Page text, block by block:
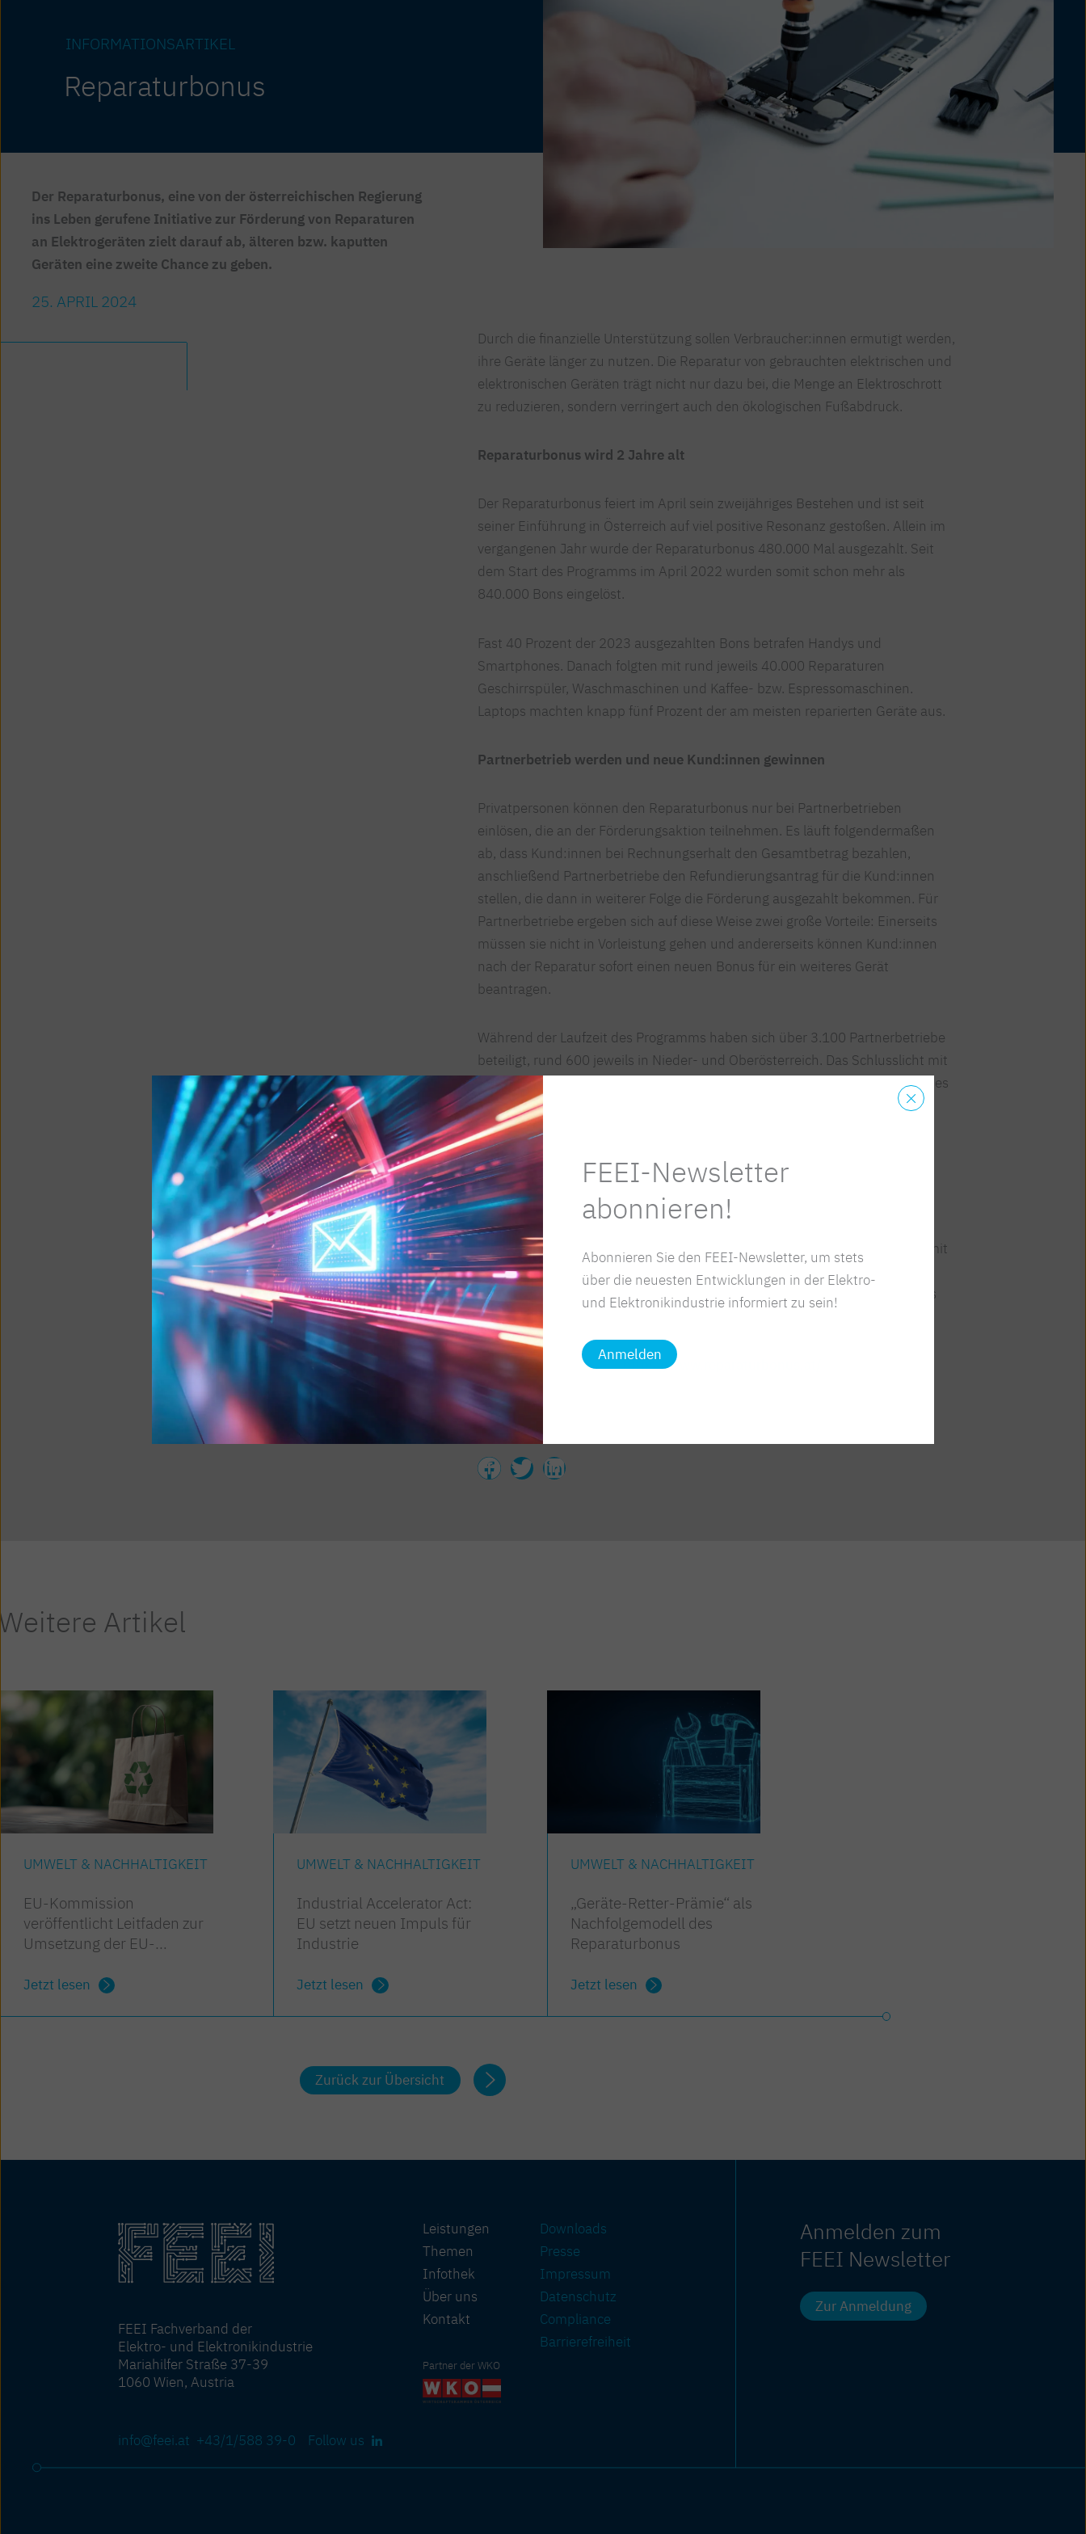
INFORMATIONS­ARTIKEL
Reparaturbonus
Der Reparaturbonus, eine von der österreichischen Regierung
ins Leben gerufene Initiative zur Förderung von Reparaturen
an Elektrogeräten zielt darauf ab, älteren bzw. kaputten
Geräten eine zweite Chance zu geben.
25. APRIL 2024
Durch die finanzielle Unterstützung sollen Verbraucher:innen ermutigt werden,
ihre Geräte länger zu nutzen. Die Reparatur von gebrauchten elektrischen und
elektronischen Geräten trägt nicht nur dazu bei, die Menge an Elektroschrott
zu reduzieren, sondern verringert auch den ökologischen Fußabdruck.
Reparaturbonus wird 2 Jahre alt
Der Reparaturbonus feiert im April sein zweijähriges Bestehen und ist seit
seiner Einführung in Österreich auf viel positive Resonanz gestoßen. Allein im
vergangenen Jahr wurde der Reparaturbonus 480.000 Mal ausgezahlt. Seit
dem Start des Programms im April 2022 wurden somit schon mehr als
840.000 Bons eingelöst.
Fast 40 Prozent der 2023 ausgezahlten Bons betrafen Handys und
Smartphones. Danach folgten mit rund jeweils 40.000 Reparaturen
Geschirrspüler, Waschmaschinen und Kaffee- bzw. Espressomaschinen.
Laptops machten knapp fünf Prozent der am meisten reparierten Geräte aus.
Partnerbetrieb werden und neue Kund:innen gewinnen
Privatpersonen können den Reparaturbonus nur bei Partnerbetrieben
einlösen, die an der Förderungsaktion teilnehmen. Es läuft folgendermaßen
ab, dass Kund:innen bei Rechnungserhalt den Gesamtbetrag bezahlen,
anschließend Partnerbetriebe den Refundierungsantrag für die Kund:innen
stellen, die dann in weiterer Folge die Förderung ausgezahlt bekommen. Für
Partnerbetriebe ergeben sich auf diese Weise zwei große Vorteile: Einerseits
müssen sie nicht in Vorleistung gehen und andererseits können Kund:innen
nach der Reparatur sofort einen neuen Bonus für ein weiteres Gerät
beantragen.
Während der Laufzeit des Programms haben sich über 3.100 Partnerbetriebe
beteiligt, rund 600 jeweils in Nieder- und Oberösterreich. Das Schlusslicht mit
etwa 100 Betrieben ist das Burgenland. Wien war bisher der Hauptnutzer des
Reparaturbonus, mit rund 190.000 geförderten Reparaturen. An nächster
Stelle stehen Nieder- und Oberösterreich mit jeweils rund 150.000 Bons.
Hausgeräteindustrie leistet wichtigen Beitrag zur Kreislaufwirtschaft
Die im FEEI vertretene Hausgeräteindustrie verfügt über ein umfangreiches
Reparatur-Netzwerk in Österreich. Mit ihren Kundendiensten leistet sie damit
einen wesentlichen Beitrag zum Erfolg des Reparaturbonus. Dies stärkt die
Kreislaufwirtschaft sowie die Ressourcenschonung und ist somit ein starkes
Zeichen im Sinne der Nachhaltigkeit.
Weitere Informationen:https://www.reparaturbonus.at/
Artikel teilen
Artikel
UMWELT & NACHHALTIGKEIT
EU-Kommission
veröffentlicht Leitfaden zur
Umsetzung der EU-
Jetzt lesen
UMWELT & NACHHALTIGKEIT
Industrial Accelerator Act:
EU setzt neuen Impuls für
Industrie
Jetzt lesen
UMWELT & NACHHALTIGKEIT
„Geräte-Retter-Prämie“ als
Nachfolgemodell des
Reparaturbonus
Jetzt lesen
Zurück zur Übersicht
FEEI Fachverband der
Elektro- und Elektronikindustrie
Mariahilfer Straße 37-39
1060 Wien, Austria
info@feei.at +43/1/588 39-0 Follow us
Leistungen
Themen
Infothek
Über uns
Kontakt
Partner der WKO
Downloads
Presse
Impressum
Datenschutz
Compliance
Barriere­freiheit
Anmelden zum
FEEI Newsletter
Zur Anmeldung
FEEI-Newsletter
abonnieren!
Abonnieren Sie den FEEI-Newsletter, um stets
über die neuesten Entwicklungen in der Elektro-
und Elektronikindustrie informiert zu sein!
Anmelden